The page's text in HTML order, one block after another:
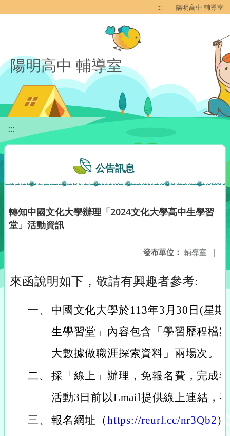
::: 陽明高中 輔導室
陽明高中 輔導室
:::
公告訊息
轉知中國文化大學辦理「2024文化大學高中生學習
堂」活動資訊
發布單位： 輔導室 |
來函說明如下，敬請有興趣者參考:
一、
中國文化大學於113年3月30日(星
生學習堂」內容包含「學習歷程檔
大數據做職涯探索資料」兩場次。
二、 採「線上」辦理，免報名費，完成
活動3日前以Email提供線上連結，
三、 報名網址（https://reurl.cc/nr3Qb2